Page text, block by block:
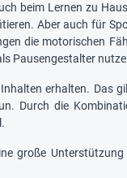
beim Lernen zu
Aber auch für
die motorischen
Pausengestalter
erhalten. Das
Durch die
große